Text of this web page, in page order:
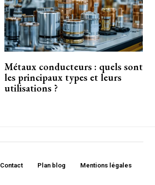
Métaux conducteurs : quels sont
les principaux types et leurs
utilisations ?
Contact Plan blog Mentions légales